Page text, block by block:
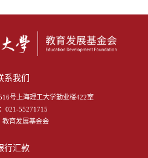
系我们
号上海理工大学勤业楼422室
021-55271715
教育发展基金会
行汇款